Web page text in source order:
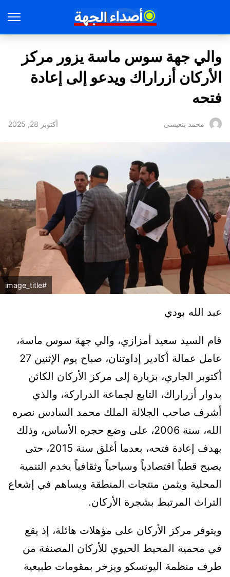
والي جهة سوس ماسة يزور مركز
الأركان أزراراك ويدعو إلى إعادة
فتحه
محمد بنعيسى أكتوبر 28, 2025
#image_title
عبد الله بودي
قام السيد سعيد أمزازي، والي جهة سوس ماسة،
عامل عمالة أكادير إداوتنان، صباح يوم الإثنين 27
أكتوبر الجاري، بزيارة إلى مركز الأركان الكائن
بدوار أزراراك، التابع لجماعة الدراركة، والذي
أشرف صاحب الجلالة الملك محمد السادس نصره
الله، سنة 2006، على وضع حجره الأساس، وذلك
بهدف إعادة فتحه، بعدما أغلق سنة 2015، حتى
يصبح قطباً اقتصادياً وسياحياً وثقافياً يخدم التنمية
المحلية ويثمن منتجات المنطقة ويساهم في إشعاع
التراث المرتبط بشجرة الأركان.
ويتوفر مركز الأركان على مؤهلات هائلة، إذ يقع
في محمية المحيط الحيوي للأركان المصنفة من
طرف منظمة اليونسكو ويزخر بمقومات طبيعية